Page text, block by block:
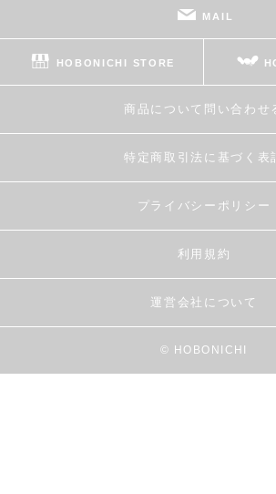
MAIL
HOBONICHI STORE
商品について問い合わせ
特定商取引法に基づく表
プライバシーポリシー
利用規約
運営会社について
© HOBONICHI